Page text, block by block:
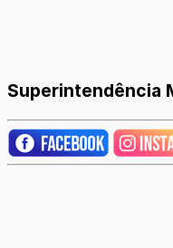
Superintendência